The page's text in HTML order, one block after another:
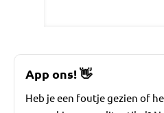
App ons!👋
Heb je een foutje gezien of